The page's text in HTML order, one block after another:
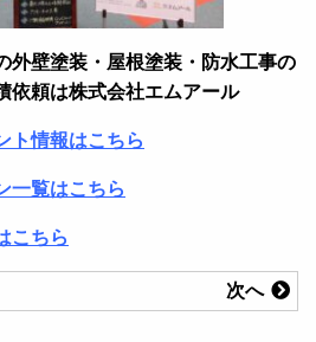
外壁塗装・屋根塗装・防水工事の
依頼は株式会社エムアール
ト情報はこちら
一覧はこちら
こちら
次へ